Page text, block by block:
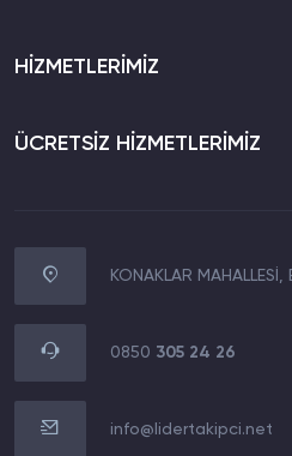
HİZMETLERİMİZ
ÜCRETSİZ HİZMETLERİMİZ
KONAKLAR MAHALLESİ,
0850 305 24 26
info@lidertakipci.net